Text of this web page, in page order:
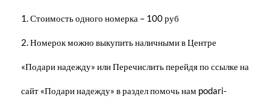
1. Стоимость одного номерка – 100 руб
2. Номерок можно выкупить наличными в Центре
«Подари надежду» или Перечислить перейдя по ссылке на
сайт «Подари надежду» в раздел помочь нам podari-